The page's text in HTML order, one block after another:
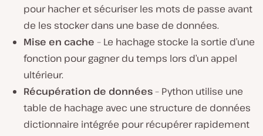
pour hacher et sécuriser les mots de passe avant
de les stocker dans une base de données.
Mise en cache – Le hachage stocke la sortie d’une
fonction pour gagner du temps lors d’un appel
ultérieur.
Récupération de données– Python utilise une
table de hachage avec une structure de données
dictionnaire intégrée pour récupérer rapidement